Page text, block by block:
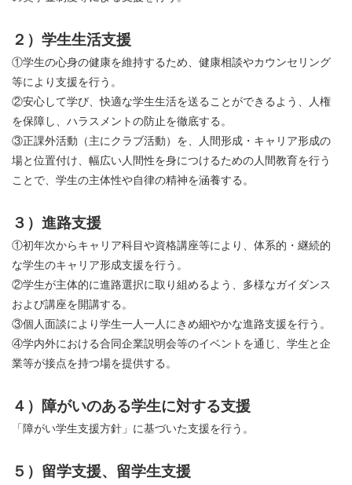
２）学生生活支援
①学生の心身の健康を維持するため、健康相談やカウンセリング
等により支援を行う。
②安心して学び、快適な学生生活を送ることができるよう、人権
を保障し、ハラスメントの防止を徹底する。
③正課外活動（主にクラブ活動）を、人間形成・キャリア形成の
場と位置付け、幅広い人間性を身につけるための人間教育を行う
ことで、学生の主体性や自律の精神を涵養する。
３）進路支援
①初年次からキャリア科目や資格講座等により、体系的・継続的
な学生のキャリア形成支援を行う。
②学生が主体的に進路選択に取り組めるよう、多様なガイダンス
および講座を開講する。
③個人面談により学生一人一人にきめ細やかな進路支援を行う。
④学内外における合同企業説明会等のイベントを通じ、学生と企
業等が接点を持つ場を提供する。
４）障がいのある学生に対する支援
「障がい学生支援方針」に基づいた支援を行う。
５）留学支援、留学生支援